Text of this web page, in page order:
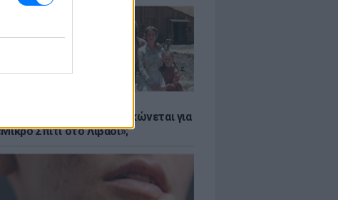
Γιατί η Αμερική τσακώνεται για
Σπίτι στο Λιβάδι»;